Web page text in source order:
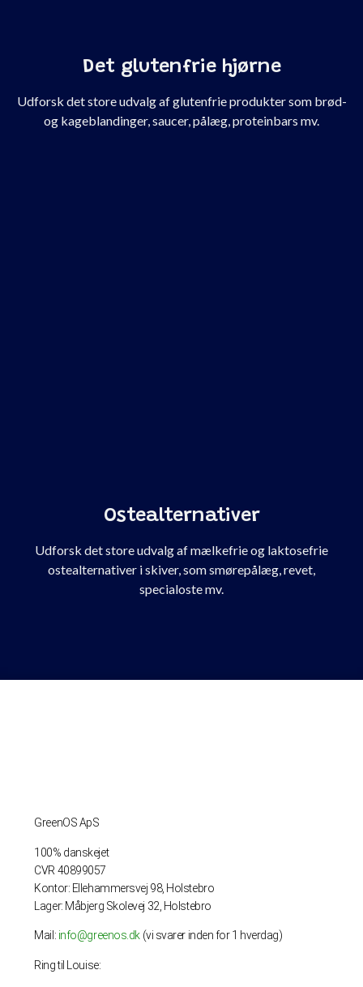
Det glutenfrie hjørne
Udforsk det store udvalg af glutenfrie produkter som brød-
og kageblandinger, saucer, pålæg, proteinbars mv.
Ostealternativer
Udforsk det store udvalg af mælkefrie og laktosefrie
ostealternativer i skiver, som smørepålæg, revet,
specialoste mv.
GreenOS ApS
100% danskejet
CVR 40899057
Kontor: Ellehammersvej 98, Holstebro
Lager: Måbjerg Skolevej 32, Holstebro
Mail: info@greenos.dk (vi svarer inden for 1 hverdag)
Ring til Louise: